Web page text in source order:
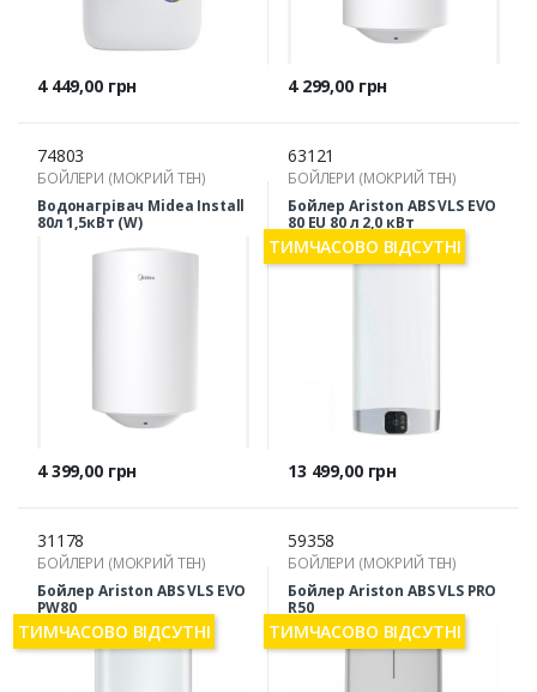
Ціна
4 449,00 грн Ціна
4 299,00 грн
74803
БОЙЛЕРИ (МОКРИЙ ТЕН)
Водонагрівач Midea Install
80л 1,5кВт (W)
Ціна
4 399,00 грн
63121
БОЙЛЕРИ (МОКРИЙ ТЕН)
Бойлер Ariston ABS VLS EVO
80 EU 80 л 2,0 кВт
Ціна
13 499,00 грн
ТИМЧАСОВО ВІДСУТНІ
31178
БОЙЛЕРИ (МОКРИЙ ТЕН)
Бойлер Ariston ABS VLS EVO
PW80
ТИМЧАСОВО ВІДСУТНІ
59358
БОЙЛЕРИ (МОКРИЙ ТЕН)
Бойлер Ariston ABS VLS PRO
R50
ТИМЧАСОВО ВІДСУТНІ